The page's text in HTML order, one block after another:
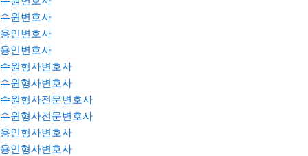
수원변호사
용인변호사
용인변호사
수원형사변호사
수원형사변호사
수원형사전문변호사
수원형사전문변호사
용인형사변호사
용인형사변호사